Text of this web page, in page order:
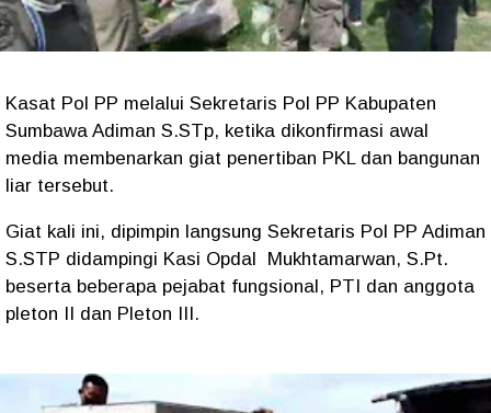
Kasat Pol PP melalui Sekretaris Pol PP Kabupaten
Sumbawa Adiman S.STp, ketika dikonfirmasi awal
media membenarkan giat penertiban PKL dan bangunan
liar tersebut.
Giat kali ini, dipimpin langsung Sekretaris Pol PP Adiman
S.STP didampingi Kasi Opdal Mukhtamarwan, S.Pt.
beserta beberapa pejabat fungsional, PTI dan anggota
pleton II dan Pleton III.